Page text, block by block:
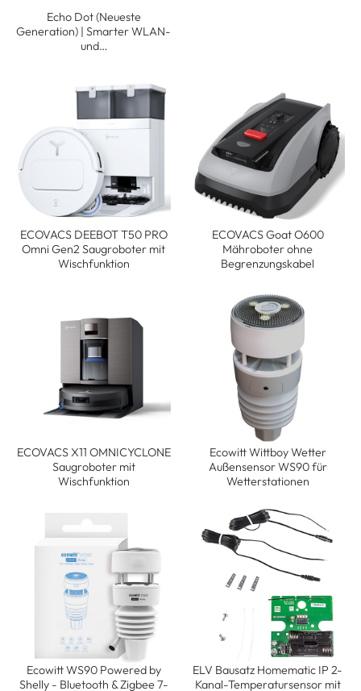
Echo Dot (Neueste
Generation) | Smarter WLAN-
und…
ECOVACS DEEBOT T50 PRO
Omni Gen2 Saugroboter mit
Wischfunktion
ECOVACS Goat O600
Mähroboter ohne
Begrenzungskabel
ECOVACS X11 OMNICYCLONE
Saugroboter mit
Wischfunktion
Ecowitt Wittboy Wetter
Außensensor WS90 für
Wetterstationen
Ecowitt WS90 Powered by
Shelly - Bluetooth & Zigbee 7-
ELV Bausatz Homematic IP 2-
Kanal-Temperatursensor mit